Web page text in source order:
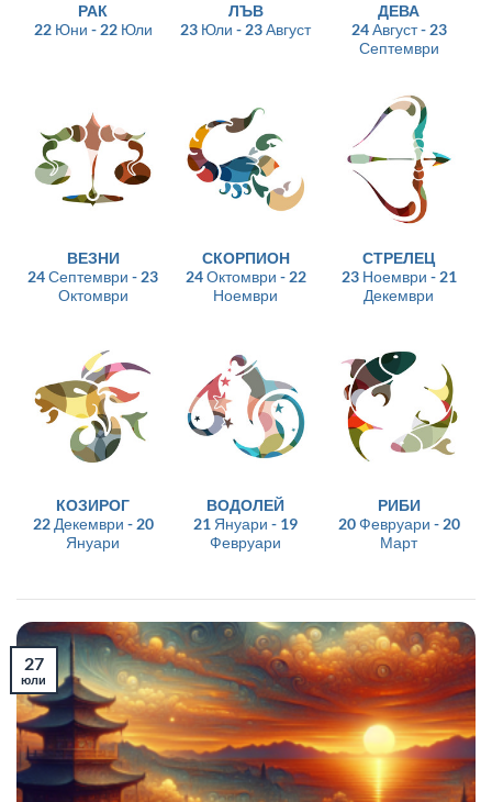
РАК
22 Юни - 22 Юли
ЛЪВ
23 Юли - 23 Август
ДЕВА
24 Август - 23
Септември
ВЕЗНИ
24 Септември - 23
Октомври
СКОРПИОН
24 Октомври - 22
Ноември
СТРЕЛЕЦ
23 Ноември - 21
Декември
КОЗИРОГ
22 Декември - 20
Януари
ВОДОЛЕЙ
21 Януари - 19
Февруари
РИБИ
20 Февруари - 20
Март
27
юли